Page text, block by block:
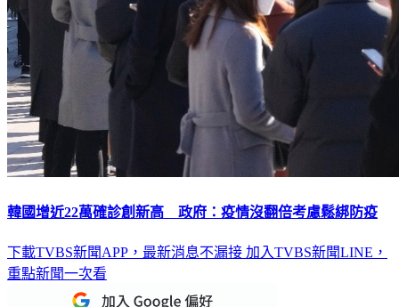
韓國增近22萬確診創新高 政府：疫情沒翻倍考慮鬆綁防疫
下載TVBS新聞APP，最新消息不漏接 加入TVBS新聞LINE，
重點新聞一次看